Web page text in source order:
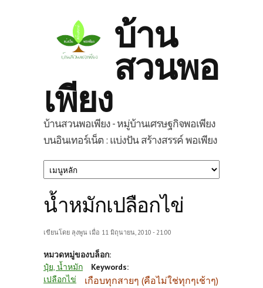
บ้าน
สวนพอ
เพียง
บ้านสวนพอเพียง - หมู่บ้านเศรษฐกิจพอเพียง
บนอินเทอร์เน็ต : แบ่งปัน สร้างสรรค์ พอเพียง
น้ำหมักเปลือกไข่
เขียนโดย ลุงพูน เมื่อ 11 มิถุนายน, 2010 - 21:00
หมวดหมู่ของบล็อก:
ปุ๋ย, น้ำหมัก
Keywords:
เปลือกไข่
เกือบทุกสายๆ (คือไม่ใช่ทุกๆเช้าๆ)